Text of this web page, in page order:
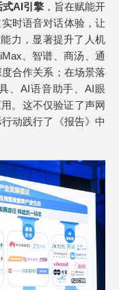
式AI引擎，旨在赋能开
时语音对话体验，让
力，显著提升了人机
、智谱、商汤、通
合作关系；在场景落
、AI语音助手、AI眼
。这不仅验证了声网
动践行了《报告》中